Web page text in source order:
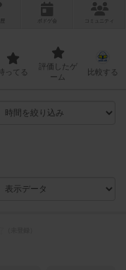
ドゲ
持ってる
評価したゲ
ーム
比較する